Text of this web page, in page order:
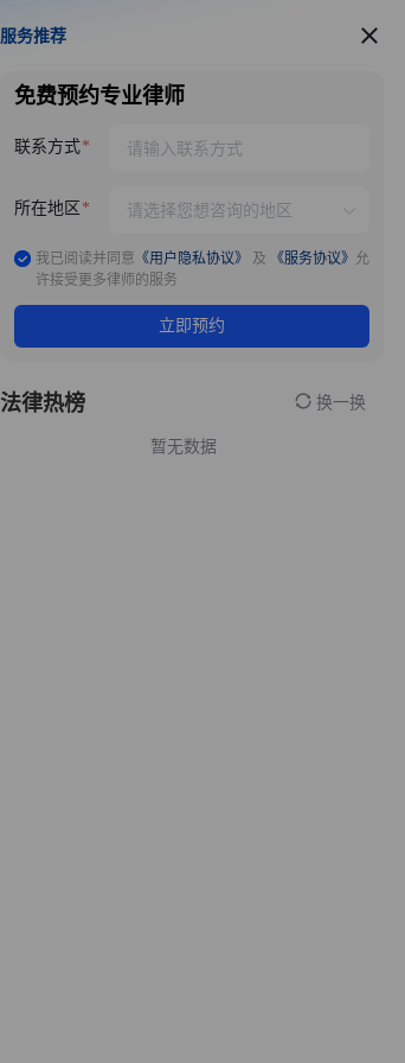
服务推荐
服务推荐
免费预约专业律师
联系方式
所在地区
我已阅读并同意 《用户隐私协议》 及 《服务协议》 允
许接受更多律师的服务
立即预约
法律热榜 换一换
暂无数据